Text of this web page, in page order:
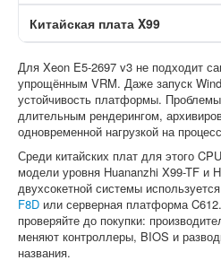
Китайская плата X99
Для Xeon E5-2697 v3 не подходит
упрощённым VRM. Даже запуск
устойчивость платформы.
длительным рендерингом,
одновременной нагрузкой на
Среди китайских плат для этого
модели уровня Huananzhi X99-TF и
двухсокетной системы
F8D или серверная платформа
проверяйте до покупки:
меняют контроллеры, BIOS и
названия.